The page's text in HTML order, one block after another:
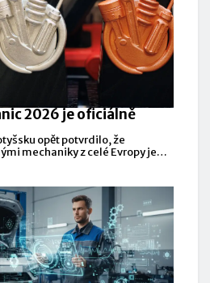
2026 je oficiálně
opět potvrdilo, že
mechaniky z celé Evropy je